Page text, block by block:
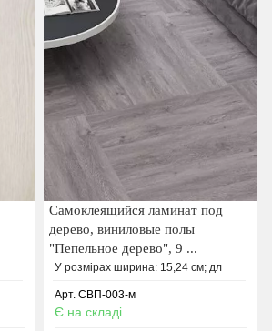
Самоклеящийся ламинат под
дерево, виниловые полы
"Пепельное дерево", 9 ...
У розмірах ширина: 15,24 см; дл
Арт. СВП-003-м
Є на складі